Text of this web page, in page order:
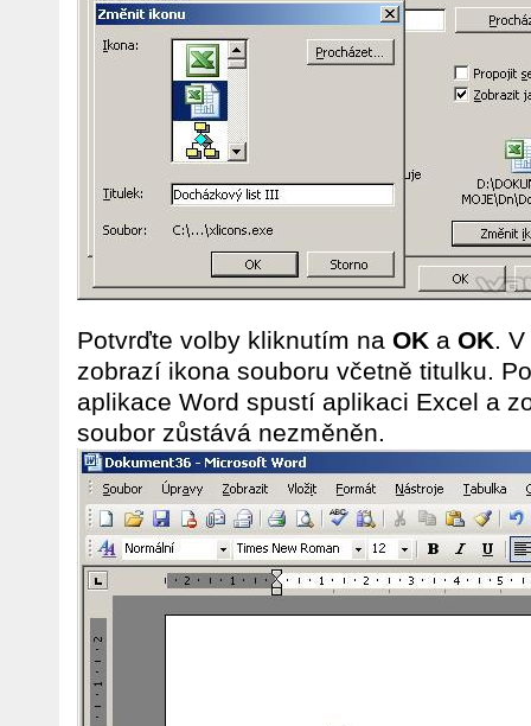
Potvrďte volby kliknutím na OK a OK.
zobrazí ikona souboru včetně titulku.
aplikace Word spustí aplikaci Excel a
soubor zůstává nezměněn.